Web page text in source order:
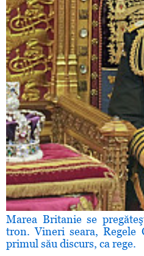
Marea Britanie se
tron. Vineri seara,
primul său discurs, ca rege.